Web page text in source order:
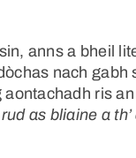
anns a bheil
nach gabh
ris
as bliaine a th’